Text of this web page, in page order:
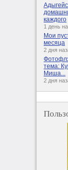
каждого
1 день
Мои
месяца
2 дня
тема:
Миша...
2 дня